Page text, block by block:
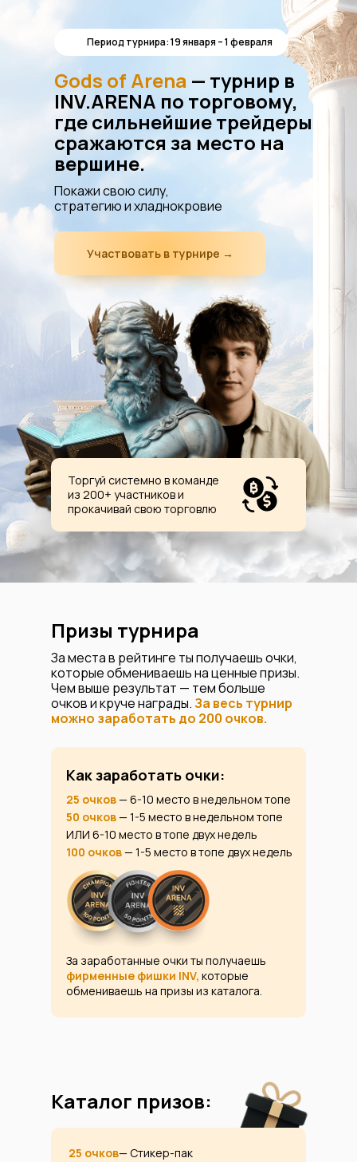
Gods of Arena — турнир в
INV.ARENA по торговому,
где сильнейшие трейдеры
сражаются за место на
вершине.
Покажи свою силу,
стратегию и хладнокровие
Торгуй системно в команде
из 200+ участников и
прокачивай свою торговлю
Период турнира: 19 января – 1 февраля
Участвовать в турнире →
Призы турнира
За места в рейтинге ты получаешь очки,
которые обмениваешь на ценные призы.
Чем выше результат — тем больше
очков и круче награды.За весь турнир
можно заработать до 200 очков.
25 очков— 6-10 место в недельном топе
50 очков— 1-5 место в недельном топе
ИЛИ 6-10 место в топе двух недель
100 очков— 1-5 место в топе двух недель
Как заработать очки:
За заработанные очки ты получаешь
фирменные фишки INV, которые
обмениваешь на призы из каталога.
Каталог призов:
25 очков— Стикер-пак